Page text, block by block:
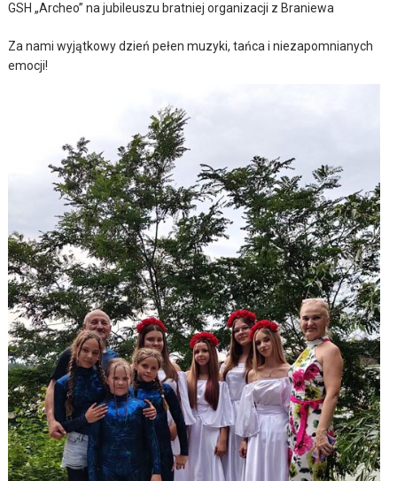
GSH „Archeo” na jubileuszu bratniej organizacji z Braniewa
Za nami wyjątkowy dzień pełen muzyki, tańca i niezapomnianych
emocji!